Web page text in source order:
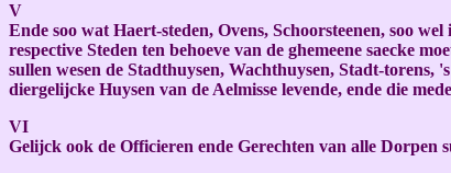
V
Ende soo wat Haert-steden, Ovens, Schoorsteenen, soo
respective Steden ten behoeve van de ghemeene saecke
sullen wesen de Stadthuysen, Wachthuysen, Stadt-torens,
diergelijcke Huysen van de Aelmisse levende, ende die
VI
Gelijck ook de Officieren ende Gerechten van alle Dorpen